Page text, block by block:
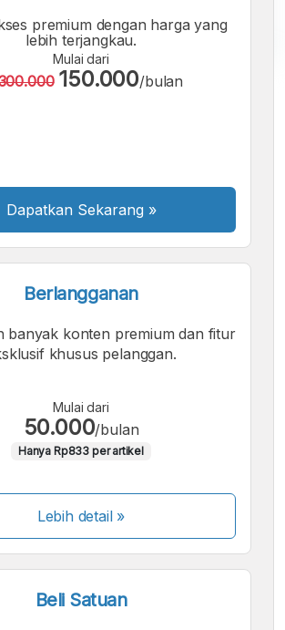
A A A
premium dengan harga yang
lebih terjangkau.
Mulai dari
150.000/bulan
Dapatkan Sekarang »
Berlangganan
banyak konten premium dan fitur
khusus pelanggan.
Mulai dari
50.000/bulan
Hanya Rp833 per artikel
Lebih detail »
Beli Satuan